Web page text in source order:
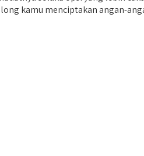
kamu menciptakan angan-